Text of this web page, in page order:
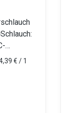
LM-€ / 1